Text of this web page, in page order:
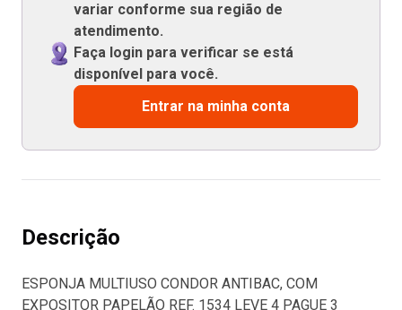
variar conforme sua região de
atendimento.
Faça login para verificar se está
disponível para você.
Entrar na minha conta
Descrição
ESPONJA MULTIUSO CONDOR ANTIBAC, COM
EXPOSITOR PAPELÃO REF. 1534 LEVE 4 PAGUE 3